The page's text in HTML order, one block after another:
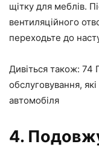
щітку для меблів.
вентиляційного
переходьте до
Дивіться також: 74
обслуговування,
автомобіля
4.